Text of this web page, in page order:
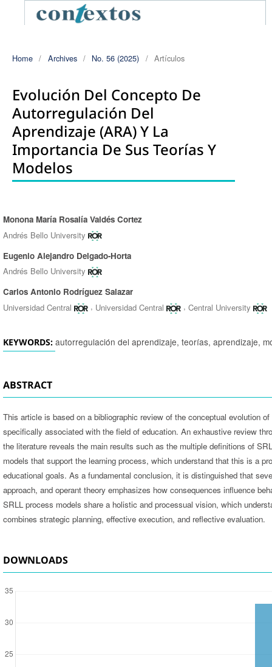
Home / Archives / No. 56 (2025) / Artículos
Evolución Del Concepto De
Autorregulación Del
Aprendizaje (ARA) Y La
Importancia De Sus Teorías Y
Modelos
Authors
Monona María Rosalía Valdés Cortez
Andrés Bello University
Eugenio Alejandro Delgado-Horta
Andrés Bello University
Carlos Antonio Rodríguez Salazar
Universidad Central
, Universidad Central , Central University
KEYWORDS: autorregulación del aprendizaje, teorías, aprendizaje,
ABSTRACT
This article is based on a bibliographic review of the conceptual evolution
specifically associated with the field of education. An exhaustive review
the literature reveals the main results such as the multiple definitions of
models that support the learning process, which understand that this is a
educational goals. As a fundamental conclusion, it is distinguished that
approach, and operant theory emphasizes how consequences influence
SRLL process models share a holistic and processual vision, which
combines strategic planning, effective execution, and reflective evaluation.
DOWNLOADS